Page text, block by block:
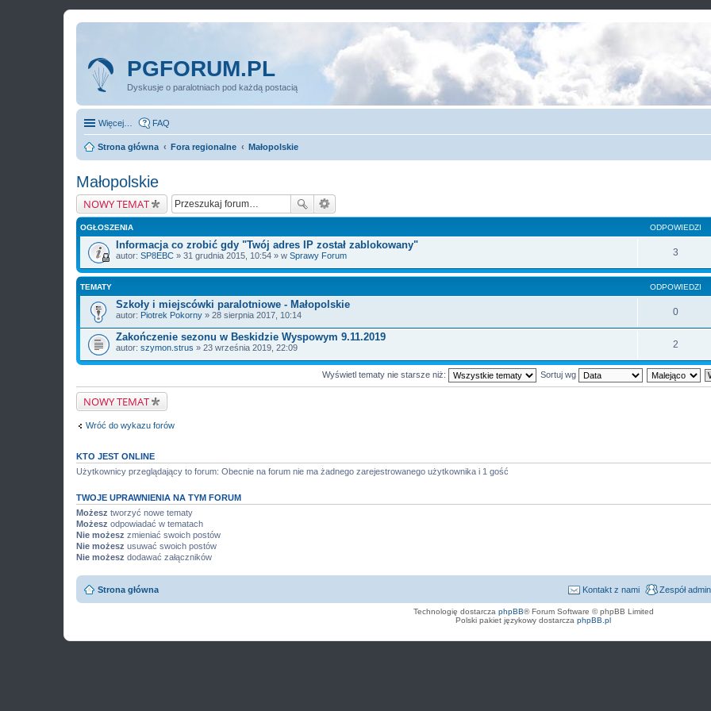
PGFORUM.PL
Dyskusje o paralotniach pod każdą postacią
Więcej… FAQ
Strona główna Fora regionalne Małopolskie
Małopolskie
NOWY TEMAT
OGŁOSZENIA ODPOWIEDZI
Informacja co zrobić gdy "Twój adres IP został zablokowany"
autor: SP8EBC » 31 grudnia 2015, 10:54 » w Sprawy Forum 3
TEMATY ODPOWIEDZI
Szkoły i miejscówki paralotniowe - Małopolskie
autor: Piotrek Pokorny » 28 sierpnia 2017, 10:14 0
Zakończenie sezonu w Beskidzie Wyspowym 9.11.2019
autor: szymon.strus » 23 września 2019, 22:09 2
Wyświetl tematy nie starsze niż: Sortuj wg
NOWY TEMAT
Wróć do wykazu forów
KTO JEST ONLINE
Użytkownicy przeglądający to forum: Obecnie na forum nie ma żadnego zarejestrowanego użytkownika i 1 gość
TWOJE UPRAWNIENIA NA TYM FORUM
Możesz tworzyć nowe tematy
Możesz odpowiadać w tematach
Nie możesz zmieniać swoich postów
Nie możesz usuwać swoich postów
Nie możesz dodawać załączników
Strona główna Zespół
Kontakt z nami
Technologię dostarcza phpBB® Forum Software © phpBB Limited
Polski pakiet językowy dostarcza phpBB.pl